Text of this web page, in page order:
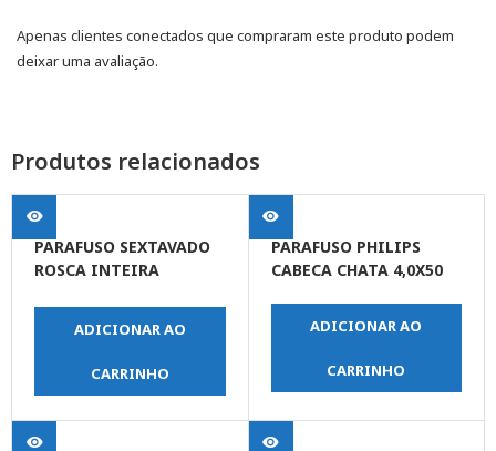
Apenas clientes conectados que compraram este produto podem
deixar uma avaliação.
Produtos relacionados
PARAFUSO SEXTAVADO
ROSCA INTEIRA
ADICIONAR AO
CARRINHO
PARAFUSO PHILIPS
CABECA CHATA 4,0X50
ADICIONAR AO
CARRINHO